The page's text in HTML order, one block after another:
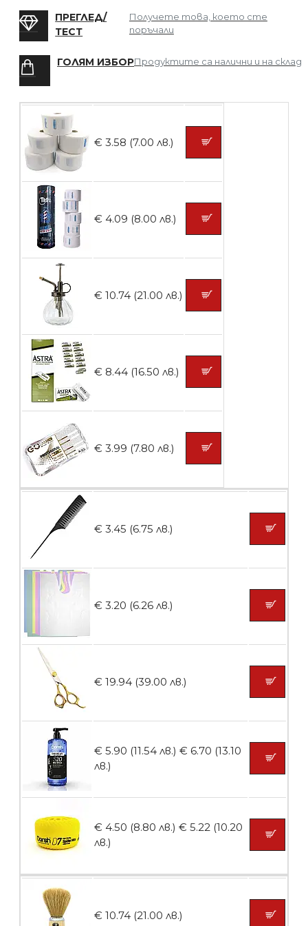
Четка за боядисване
броя
Контейнери за сваляне на гел лак 5
броя
Ваничка за маникюр BMSPA1C
БЕЗПЛАТНО
Пила тип ренде
БЕЗПЛАТНО
Пила тип ренде 2в1
БЕЗПЛАТНО
ПРЕГЛЕД/
ТЕСТ
Получете това, което сте
поръчали
ГОЛЯМ ИЗБОРПродуктите са налични и на склад
€ 3.58 (7.00 лв.)
€ 4.09 (8.00 лв.)
€ 10.74 (21.00 лв.)
€ 8.44 (16.50 лв.)
€ 3.99 (7.80 лв.)
€ 3.45 (6.75 лв.)
€ 3.20 (6.26 лв.)
€ 19.94 (39.00 лв.)
€ 5.90 (11.54 лв.) € 6.70 (13.10
лв.)
€ 4.50 (8.80 лв.) € 5.22 (10.20
лв.)
€ 10.74 (21.00 лв.)